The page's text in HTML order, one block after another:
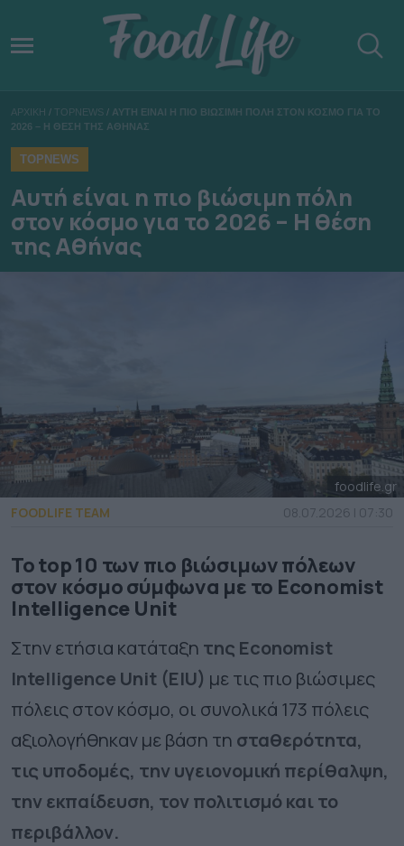
ΑΡΧΙΚΗ / TOPNEWS / ΑΥΤΗ ΕΙΝΑΙ Η ΠΙΟ ΒΙΩΣΙΜΗ ΠΟΛΗ ΣΤΟΝ ΚΟΣΜΟ ΓΙΑ ΤΟ
2026 – Η ΘΕΣΗ ΤΗΣ ΑΘΗΝΑΣ
TOPNEWS
Αυτή είναι η πιο βιώσιμη πόλη
στον κόσμο για το 2026 – Η θέση
της Αθήνας
foodlife.gr
FOODLIFE TEAM
08.07.2026 | 07:30
Το top 10 των πιο βιώσιμων πόλεων
στον κόσμο σύμφωνα με το Economist
Intelligence Unit
Στην ετήσια κατάταξη της Economist
Intelligence Unit (EIU) με τις πιο βιώσιμες
πόλεις στον κόσμο, οι συνολικά 173 πόλεις
αξιολογήθηκαν με βάση τη σταθερότητα,
τις υποδομές, την υγειονομική περίθαλψη,
την εκπαίδευση, τον πολιτισμό και το
περιβάλλον.